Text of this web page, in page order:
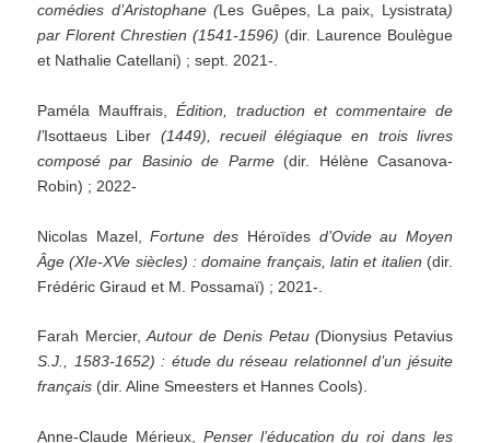
comédies d’Aristophane (Les Guêpes, La paix, Lysistrata)
par Florent Chrestien (1541-1596) (dir. Laurence Boulègue
et Nathalie Catellani) ; sept. 2021-.
Paméla Mauffrais,Édition, traduction et commentaire de
l’Isottaeus Liber (1449), recueil élégiaque en trois livres
composé par Basinio de Parme(dir. Hélène Casanova-
Robin) ; 2022-
Nicolas Mazel, Fortune des Héroïdesd’Ovide au Moyen
Âge (XIe-XVe siècles) : domaine français, latin et italien (dir.
Frédéric Giraud et M. Possamaï) ; 2021-.
Farah Mercier,Autour de Denis Petau (Dionysius Petavius
S.J., 1583-1652) : étude du réseau relationnel d’un jésuite
français (dir. Aline Smeesters et Hannes Cools).
Anne-Claude Mérieux, Penser l’éducation du roi dans les